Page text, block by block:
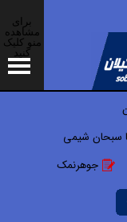
سبحان شیمی
جوهرنمک
برای
مشاهده
منو کلیک
کنید